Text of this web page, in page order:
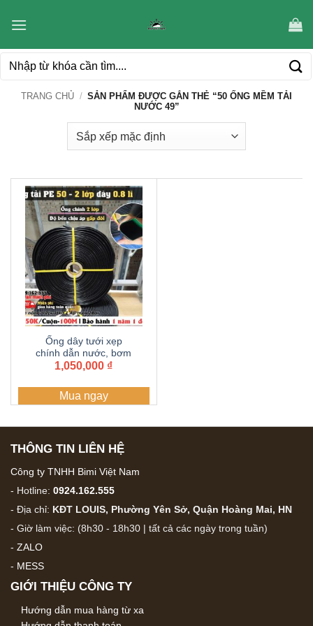
qua
dung
Tìm
TRANG CHỦ / SẢN PHẨM ĐƯỢC GẮN THẺ “50 ỐNG MỀM TẢI
NƯỚC 49”
Ống dây tưới xẹp
chính dẫn nước, bơm
nước 49, 50 Dây dẫn
mềm dẫn nước, ống
tải nước cuộn 100 mét
1,050,000 ₫
Mua ngay
THÔNG TIN LIÊN HỆ
Công ty TNHH Bimi Việt Nam
- Hotline: 0924.162.555
- Địa chỉ: KĐT LOUIS, Phường Yên Sở, Quận Hoàng Mai, HN
- Giờ làm việc: (8h30 - 18h30 | tất cả các ngày trong tuần)
- ZALO
- MESS
GIỚI THIỆU CÔNG TY
Hướng dẫn mua hàng từ xa